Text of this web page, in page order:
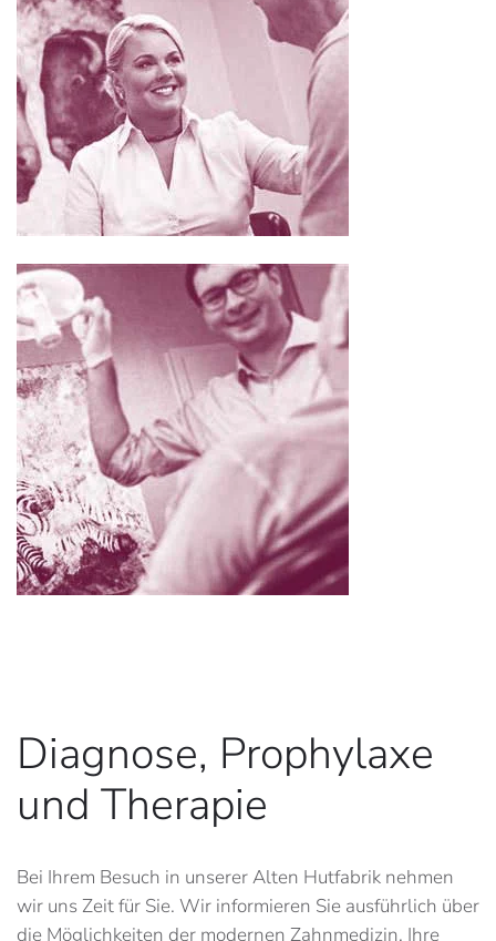
Diagnose, Prophylaxe
und Therapie
Bei Ihrem Besuch in unserer Alten Hutfabrik nehmen
wir uns Zeit für Sie. Wir informieren Sie ausführlich über
die Möglichkeiten der modernen Zahnmedizin, Ihre